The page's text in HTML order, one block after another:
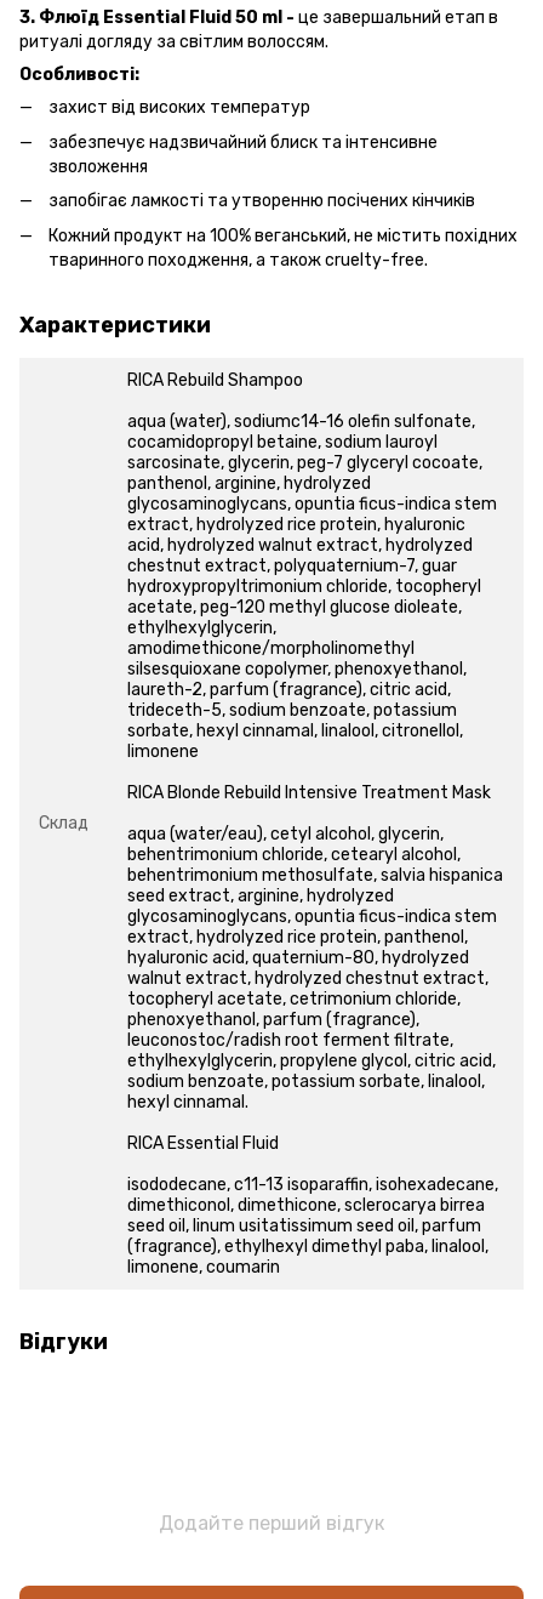
3. Флюїд Essential Fluid 50 ml - це завершальний етап в
ритуалі догляду за світлим волоссям.
Особливості:
захист від високих температур
забезпечує надзвичайний блиск та інтенсивне
зволоження
запобігає ламкості та утворенню посічених кінчиків
Кожний продукт на 100% веганський, не містить похідних
тваринного походження, а також cruelty-free.
Характеристики
Склад
RICA Rebuild Shampoo
aqua (water), sodiumc14-16 olefin sulfonate,
cocamidopropyl betaine, sodium lauroyl
sarcosinate, glycerin, peg-7 glyceryl cocoate,
panthenol, arginine, hydrolyzed
glycosaminoglycans, opuntia ficus-indica stem
extract, hydrolyzed rice protein, hyaluronic
acid, hydrolyzed walnut extract, hydrolyzed
chestnut extract, polyquaternium-7, guar
hydroxypropyltrimonium chloride, tocopheryl
acetate, peg-120 methyl glucose dioleate,
ethylhexylglycerin,
amodimethicone/morpholinomethyl
silsesquioxane copolymer, phenoxyethanol,
laureth-2, parfum (fragrance), citric acid,
trideceth-5, sodium benzoate, potassium
sorbate, hexyl cinnamal, linalool, citronellol,
limonene
RICA Blonde Rebuild Intensive Treatment Mask
aqua (water/eau), cetyl alcohol, glycerin,
behentrimonium chloride, cetearyl alcohol,
behentrimonium methosulfate, salvia hispanica
seed extract, arginine, hydrolyzed
glycosaminoglycans, opuntia ficus-indica stem
extract, hydrolyzed rice protein, panthenol,
hyaluronic acid, quaternium-80, hydrolyzed
walnut extract, hydrolyzed chestnut extract,
tocopheryl acetate, cetrimonium chloride,
phenoxyethanol, parfum (fragrance),
leuconostoc/radish root ferment filtrate,
ethylhexylglycerin, propylene glycol, citric acid,
sodium benzoate, potassium sorbate, linalool,
hexyl cinnamal.
RICA Essential Fluid
isododecane, c11-13 isoparaffin, isohexadecane,
dimethiconol, dimethicone, sclerocarya birrea
seed oil, linum usitatissimum seed oil, parfum
(fragrance), ethylhexyl dimethyl paba, linalool,
limonene, coumarin
Відгуки
Додайте перший відгук